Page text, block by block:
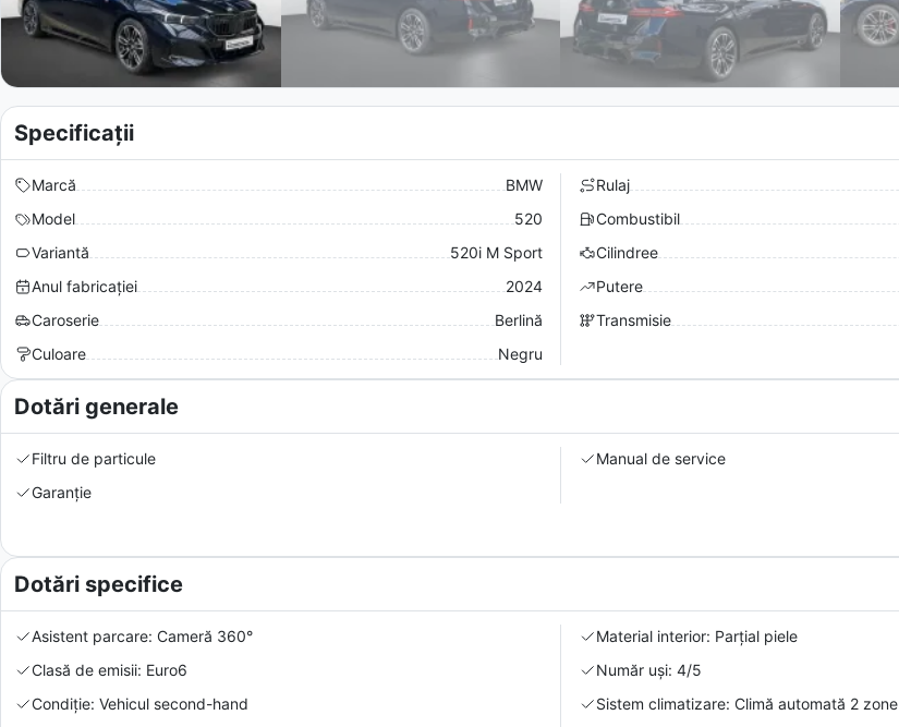
Specificații
Marcă
BMW
Model
520
Variantă
520i M Sport
Anul fabricației
2024
Caroserie
Berlină
Culoare
Negru
Rulaj
Combustibil
Cilindree
Putere
Transmisie
Dotări generale
Filtru de particule
Garanție
Manual de service
Dotări specifice
Asistent parcare: Cameră 360°
Clasă de emisii: Euro6
Condiție: Vehicul second-hand
Material interior: Parțial piele
Număr uși: 4/5
Sistem climatizare: Climă automată 2 zone